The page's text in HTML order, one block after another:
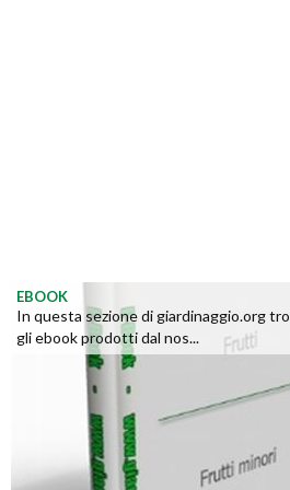
EBOOK
In questa sezione di giardinaggio.org
gli ebook prodotti dal nos...